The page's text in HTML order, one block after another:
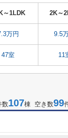
～1LDK 2K～
万円 9.5
47室 11
数107棟 空き数99